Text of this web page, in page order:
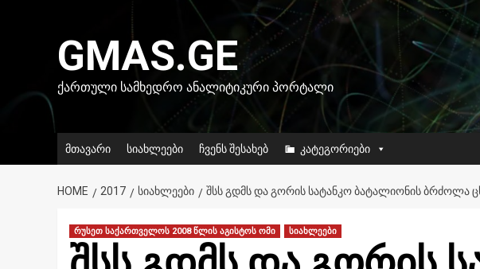
GMAS.GE
ᲥᲐᲠᲗᲣᲚᲘ ᲡᲐᲛᲮᲔᲓᲠᲝ ᲐᲜᲐᲚᲘᲢᲘᲙᲣᲠᲘ ᲞᲝᲠᲢᲐᲚᲘ
მთავარი სიახლეები ჩვენს შესახებ კატეგორიები
HOME 2017 ᲡᲘᲐᲮᲚᲔᲔᲑᲘ ᲨᲡᲡ ᲒᲓᲛᲡ ᲓᲐ ᲒᲝᲠᲘᲡ ᲡᲐᲢᲐᲜᲙᲝ ᲑᲐᲢᲐᲚᲘᲝᲜᲘᲡ ᲑᲠᲫᲝᲚᲐ
რუსეთ საქართველოს 2008 წლის აგისტოს ომი სიახლეები